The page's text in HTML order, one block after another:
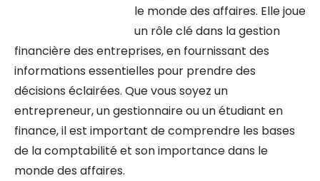
le monde des affaires. Elle joue
un rôle clé dans la gestion
financière des entreprises, en fournissant des
informations essentielles pour prendre des
décisions éclairées. Que vous soyez un
entrepreneur, un gestionnaire ou un étudiant en
finance, il est important de comprendre les bases
de la comptabilité et son importance dans le
monde des affaires.